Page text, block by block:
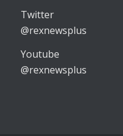
Twitter
@rexnewsplus
Youtube
@rexnewsplus